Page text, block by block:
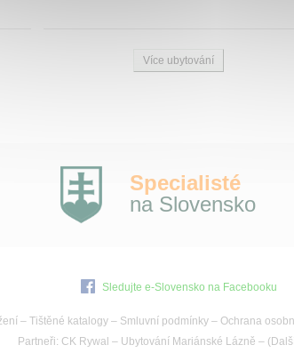
Více ubytování
Specialisté
na Slovensko
Sledujte e-Slovensko na Facebooku
– Tištěné katalogy– Smluvní podmínky– Ochrana
Partneři: CK Rywal – Ubytování Mariánské Lázně – (